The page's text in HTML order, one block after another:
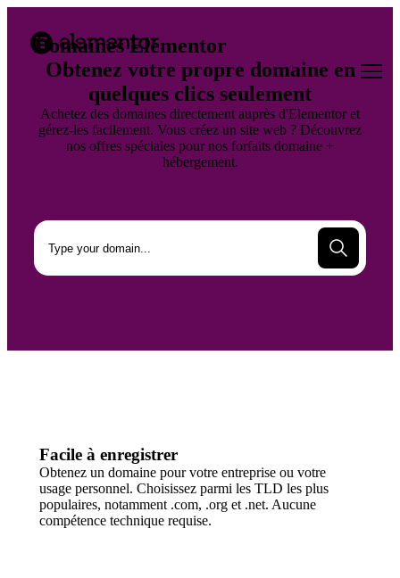
Domaines Elementor
Obtenez votre propre domaine en
quelques clics seulement
Achetez des domaines directement auprès d'Elementor et
gérez-les facilement. Vous créez un site web ? Découvrez
nos offres spéciales pour nos forfaits domaine +
hébergement.
Facile à enregistrer
Obtenez un domaine pour votre entreprise ou votre
usage personnel. Choisissez parmi les TLD les plus
populaires, notamment .com, .org et .net. Aucune
compétence technique requise.